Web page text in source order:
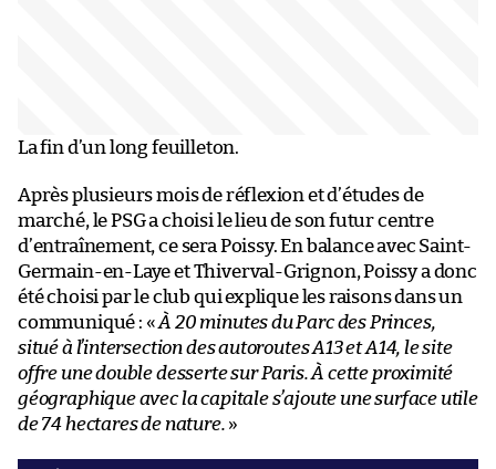
La fin d’un long feuilleton.
Après plusieurs mois de réflexion et d’études de
marché, le PSG a choisi le lieu de son futur centre
d’entraînement, ce sera Poissy. En balance avec Saint-
Germain-en-Laye et Thiverval-Grignon, Poissy a donc
été choisi par le club qui explique les raisons dans un
communiqué : «À 20 minutes du Parc des Princes,
situé à l’intersection des autoroutes A13 et A14, le site
offre une double desserte sur Paris. À cette proximité
géographique avec la capitale s’ajoute une surface utile
de 74 hectares de nature. »